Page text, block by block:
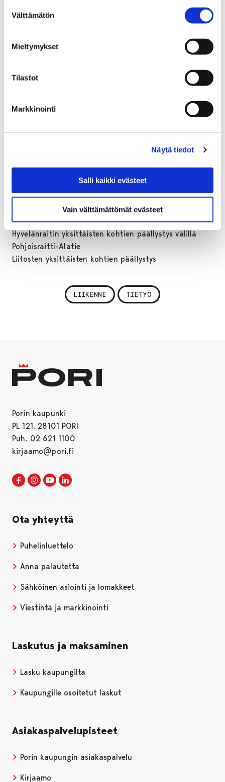
valinta
Välttämätön
Mieltymykset
Tilastot
Markkinointi
Näytä tiedot
Salli kaikki evästeet
Vain välttämättömät evästeet
Lukkarinsillan yksittäisten kohtien jyrsintä
Otavankadun jyrsintä välillä Mikonkatu-Liisankatu
Liitostien yksittäisten paikkauskohtien jyrsintä välillä
Murtosenmutkantien päällystys
Lukkarinsillan yksittäisten kohtien päällystys
Liitostien yksittäisten paikkauskohtien jyrsintä välillä
Ruosniementie-Laituritie
Kylänraitin päällystys välillä Kylänraitti 41-Järviojantie
Hyvelänraitin yksittäisten kohtien päällystys välillä
Pohjoisraitti-Alatie
Liitosten yksittäisten kohtien päällystys
LIIKENNE TIETYÖ
Porin kaupunki
PL 121, 28101 PORI
Puh. 02 621 1100
kirjaamo@pori.fi
Porin kaupunki Facebookissa
Avautuu uudessa välilehdessä
Porin kaupunki Instagramissa
Avautuu uudessa välilehdessä
Porin kaupunki Youtubessa
Avautuu uudessa välilehdessä
Ota yhteyttä
Puhelinluettelo
Anna palautetta
Sähköinen asiointi ja lomakkeet
Viestintä ja markkinointi
Laskutus ja maksaminen
Lasku kaupungilta
Kaupungille osoitetut laskut
Asiakaspalvelupisteet
Porin kaupungin asiakaspalvelu
Kirjaamo